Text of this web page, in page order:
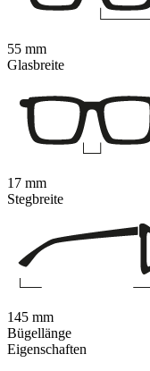
Eigenschaften
55 mm
Glasbreite
17 mm
Stegbreite
145 mm
Bügellänge